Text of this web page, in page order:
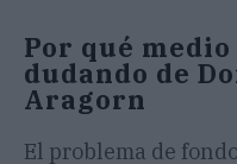
Por qué
dudando de
Aragorn
El problema de